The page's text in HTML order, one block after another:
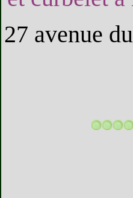
27 avenue